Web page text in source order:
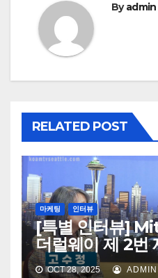
Byadmin
RELATED POST
마케팅 인터뷰
[특별 인터뷰]
더럴웨이 제 2번
OCT 28, 2025 ADMIN